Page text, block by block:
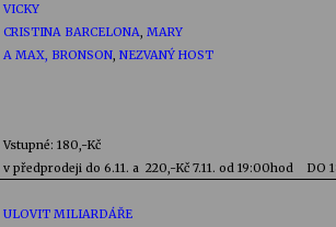
odkaz Josefa Čapka
13. 7. 2026
30. 6. 2026
VICKY
CRISTINA BARCELONA, MARY
A MAX, BRONSON, NEZVANÝ HOST
Vstupné: 180,-Kč
v předprodeji do 6.11. a 220,-Kč 7.11. od 19:00hod DO
ULOVIT MILIARDÁŘE